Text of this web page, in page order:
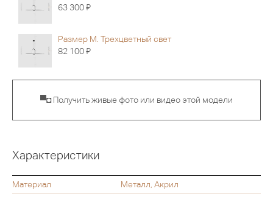
63 300Я
Размер M. Трехцветный свет
82 100Я
▀◘ Получить живые фото или видео этой модели
Характеристики
Материал
Металл, Акрил